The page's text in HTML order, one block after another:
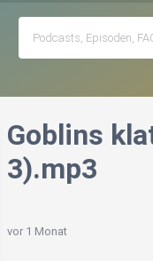
Goblins
3).mp3
vor 1 Monat